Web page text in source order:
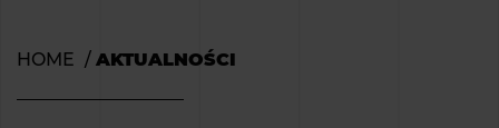
HOME AKTUALNOŚCI